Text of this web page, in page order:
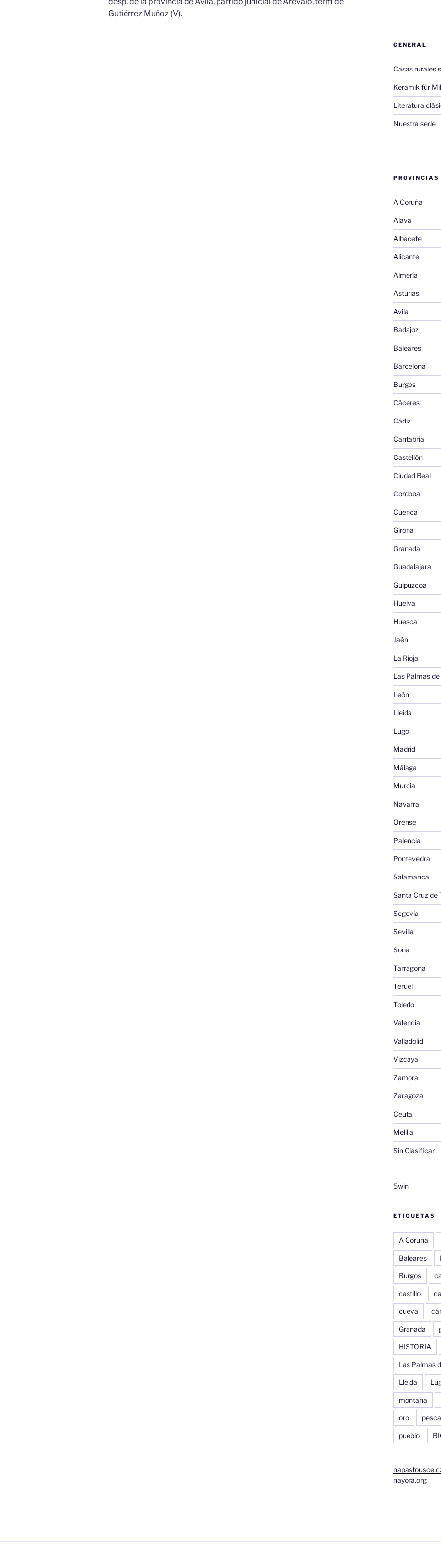
Gutiérrez Muñoz (V).
GENERAL
Casas rurales
Keramik für
Literatura
Nuestra sede
PROVINCIAS
A Coruña
Alava
Albacete
Alicante
Almería
Asturias
Avila
Badajoz
Baleares
Barcelona
Burgos
Cáceres
Cádiz
Cantabria
Castellón
Ciudad Real
Córdoba
Cuenca
Girona
Granada
Guadalajara
Guipuzcoa
Huelva
Huesca
Jaén
La Rioja
Las Palmas
León
Lleida
Lugo
Madrid
Málaga
Murcia
Navarra
Orense
Palencia
Pontevedra
Salamanca
Santa Cruz de
Segovia
Sevilla
Soria
Tarragona
Teruel
Toledo
Valencia
Valladolid
Vizcaya
Zamora
Zaragoza
Ceuta
Melilla
Sin Clasificar
5win
ETIQUETAS
A Coruña
Baleares
Burgos
castillo
cueva
Granada
HISTORIA
Las Palmas
Lleida
montaña
oro pesca
pueblo
nayora.org